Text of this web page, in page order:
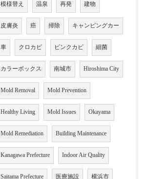
模様替え 温泉 再発 建物
皮膚炎 癌 掃除 キャンピングカー
車 クロカビ ピンクカビ 細菌
カラーボックス 南城市 Hiroshima City
Mold Removal Mold Prevention
Healthy Living Mold Issues Okayama
Mold Remediation Building Maintenance
Kanagawa Prefecture Indoor Air Quality
Saitama Prefecture 医療施設 横浜市